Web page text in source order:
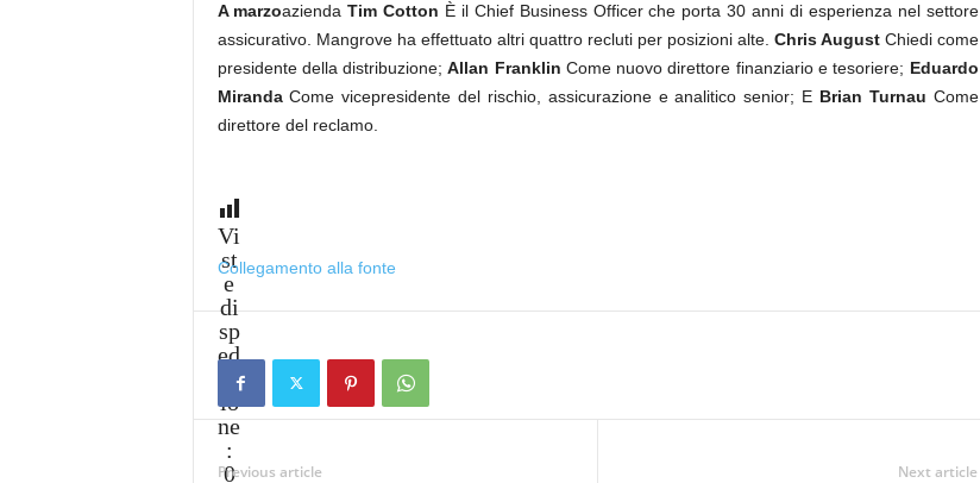
A marzoaziendaTim Cotton È il Chief Business Officer che porta 30 anni di esperienza nel settore
assicurativo. Mangrove ha effettuato altri quattro recluti per posizioni alte. Chris AugustChiedi come
presidente della distribuzione;Allan Franklin Come nuovo direttore finanziario e tesoriere; Eduardo
MirandaCome vicepresidente del rischio, assicurazione e analitico senior; E Brian Turnau Come
direttore del reclamo.
Vi
st
e
di
sp
ed
iz
ne
:
0
Collegamento alla fonte
Previous article Next article